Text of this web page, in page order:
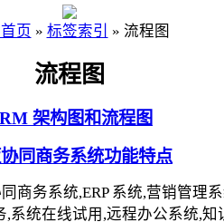
页 » 标签索引 » 流程图
流程图
架构图和流程图
同商务系统功能特点
商务系统,ERP 系统,营销管理
,系统在线试用,远程办公系统,知